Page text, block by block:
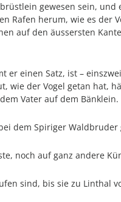
gewesen sein,
herum, wie es der
auf den äussersten
er einen Satz, ist –
der Vogel getan hat,
Vater auf dem Bänklein.
dem Spiriger Waldbruder
noch auf ganz andere
sind, bis sie zu Linthal